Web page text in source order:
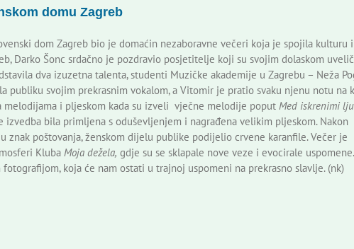
domu Zagreb
dom Zagreb bio je domaćin nezaboravne večeri koja je spojila kulturu
Darko Šonc srdačno je pozdravio posjetitelje koji su svojim dolaskom
dva izuzetna talenta, studenti Muzičke akademije u Zagrebu – Neža
publiku svojim prekrasnim vokalom, a Vitomir je pratio svaku njenu notu na
melodijama i pljeskom kada su izveli vječne melodije poput Med iskrenimi
izvedba bila primljena s oduševljenjem i nagrađena velikim pljeskom. Nakon
znak poštovanja, ženskom dijelu publike podijelio crvene karanfile. Večer je
Kluba Moja dežela, gdje su se sklapale nove veze i evocirale uspomene.
koja će nam ostati u trajnoj uspomeni na prekrasno slavlje. (nk)